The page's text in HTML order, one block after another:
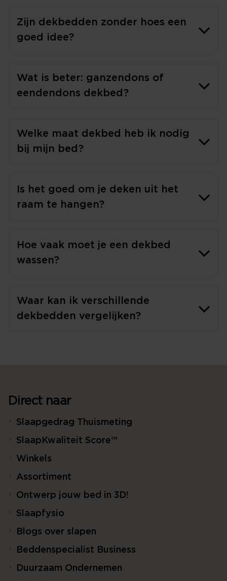
Zijn dekbedden zonder hoes een
goed idee?
Wat is beter: ganzendons of
eendendons dekbed?
Welke maat dekbed heb ik nodig
bij mijn bed?
Is het goed om je deken uit het
raam te hangen?
Hoe vaak moet je een dekbed
wassen?
Waar kan ik verschillende
dekbedden vergelijken?
Direct naar
Slaapgedrag Thuismeting
SlaapKwaliteit Score™
Winkels
Assortiment
Ontwerp jouw bed in 3D!
Slaapfysio
Blogs over slapen
Beddenspecialist Business
Duurzaam Ondernemen